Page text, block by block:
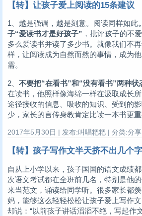
【转】让孩子爱上阅读的15条建议
1、越是强调，越是刻意。阅读同样如此
子“爱读书才是好孩子” ，批评孩子的不
多么爱读书并读了多少书。就像我们不
样，让阅读成为自然而然的事情，成为
需。
2、 不要把“在看书”和“没有看书”两种状
在读书，他照样像海绵一样在汲取成长
途径接收的信息、吸收的知识、受到的
少，家长的言传身教肯定比读一本书更重
2017年5月30日 | 发布:叫唱粑粑 | 分类:分
【转】孩子写作文半天挤不出几个
自从上小学以来，孩子国国的语文成绩
次语文考试都在全班前几名，特别是他
来当范文，诵读给同学听。很多家长都
妈，能够这么轻轻松松让孩子爱上写作
却说：“以前孩子讲话滔滔不绝，写起作